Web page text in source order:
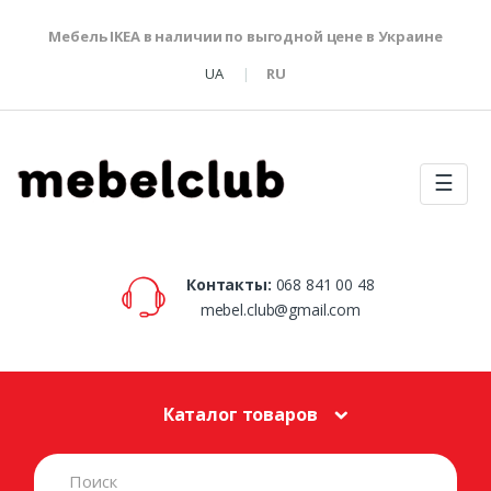
Мебель IKEA в наличии по выгодной цене в Украине
UA
RU
☰
Контакты: 068 841 00 48
mebel.club@gmail.com
Каталог товаров
S
e